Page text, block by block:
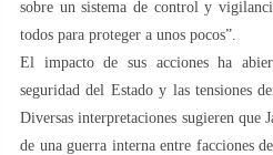
sobre un sistema de control y
todos para proteger a unos pocos”.
El impacto de sus acciones ha
seguridad del Estado y las tensiones
Diversas interpretaciones sugieren que
de una guerra interna entre facciones